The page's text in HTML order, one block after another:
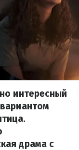
интересный
драма с